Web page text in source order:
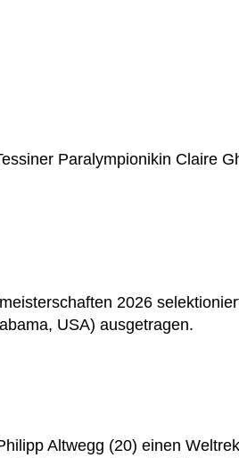
Paralympionikin Claire
2026
USA) ausgetragen.
Altwegg (20) einen